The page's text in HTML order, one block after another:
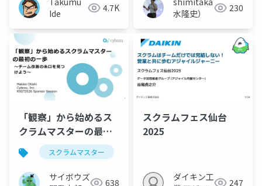
Ide
4.7K
水隆史）
230
「観察」から始めるス
クラムマスターの最初
の一歩 – チーム改善の
糸口を見つけよう
スクラムマスター
サイボウズ
638
スクラムフェス仙台
2025
ダイキン工
247